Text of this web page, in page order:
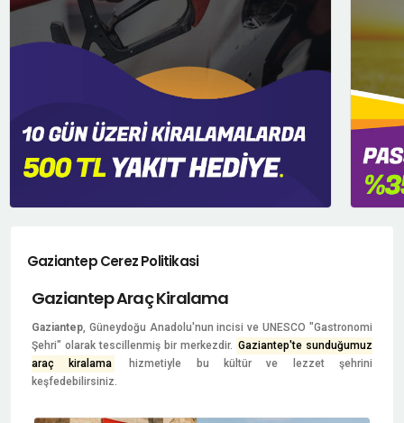
Gaziantep Cerez Politikasi
Gaziantep Araç Kiralama
Gaziantep, Güneydoğu Anadolu'nun incisi ve UNESCO "Gastronomi
Şehri" olarak tescillenmiş bir merkezdir. Gaziantep'te sunduğumuz
araç kiralama
hizmetiyle bu kültür ve lezzet şehrini
keşfedebilirsiniz.